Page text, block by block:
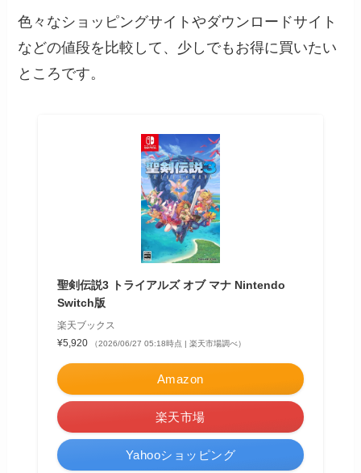
色々なショッピングサイトやダウンロードサイト
などの値段を比較して、少しでもお得に買いたい
ところです。
聖剣伝説3 トライアルズ オブ マナ Nintendo
Switch版
楽天ブックス
¥5,920
（2026/06/27 05:18時点 | 楽天市場調べ）
Amazon
楽天市場
Yahooショッピング